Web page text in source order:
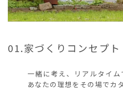
01.家づくりコンセプト
一緒に考え、リアルタイム
あなたの理想をその場でカ